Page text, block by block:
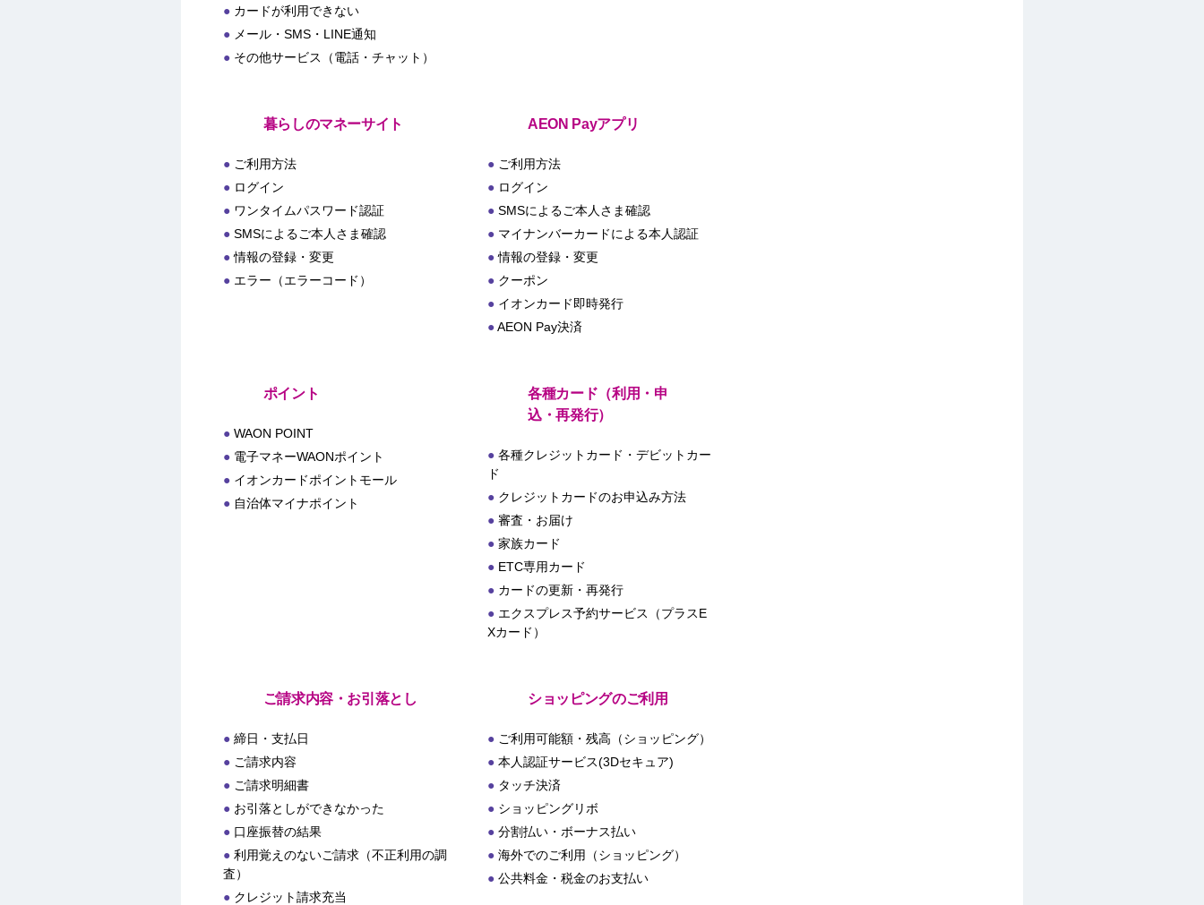
カードが利用できない
メール・SMS・LINE通知
その他サービス（電話・チャット）
暮らしのマネーサイト
ご利用方法
ログイン
ワンタイムパスワード認証
SMSによるご本人さま確認
情報の登録・変更
エラー（エラーコード）
AEON Payアプリ
ご利用方法
ログイン
SMSによるご本人さま確認
マイナンバーカードによる本人認証
情報の登録・変更
クーポン
イオンカード即時発行
AEON Pay決済
ポイント
WAON POINT
電子マネーWAONポイント
イオンカードポイントモール
自治体マイナポイント
各種カード（利用・申
込・再発行）
各種クレジットカード・デビットカー
ド
クレジットカードのお申込み方法
審査・お届け
家族カード
ETC専用カード
カードの更新・再発行
エクスプレス予約サービス（プラスE
Xカード）
ご請求内容・お引落とし
締日・支払日
ご請求内容
ご請求明細書
お引落としができなかった
口座振替の結果
利用覚えのないご請求（不正利用の調
査）
クレジット請求充当
ショッピングのご利用
ご利用可能額・残高（ショッピング）
本人認証サービス(3Dセキュア)
タッチ決済
ショッピングリボ
分割払い・ボーナス払い
海外でのご利用（ショッピング）
公共料金・税金のお支払い